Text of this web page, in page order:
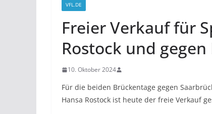
VFL.DE
Freier Verkauf für
Rostock und
10. Oktober 2024
Für die beiden Brückentage gegen
Hansa Rostock ist heute der freie Verkauf